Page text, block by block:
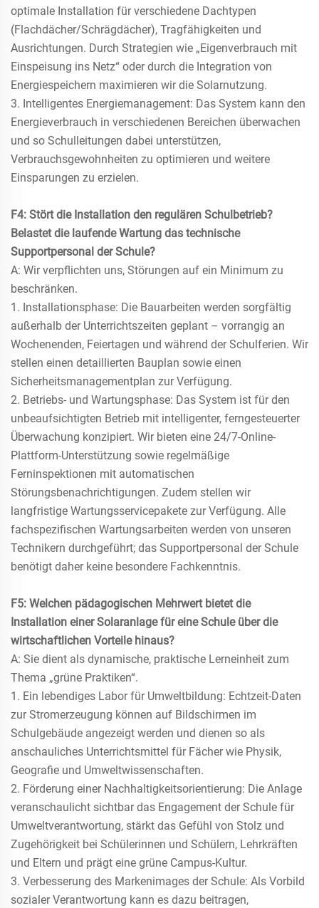
optimale Installation für verschiedene Dachtypen
(Flachdächer/Schrägdächer), Tragfähigkeiten und
Ausrichtungen. Durch Strategien wie „Eigenverbrauch mit
Einspeisung ins Netz“ oder durch die Integration von
Energiespeichern maximieren wir die Solarnutzung.
3. Intelligentes Energiemanagement: Das System kann den
Energieverbrauch in verschiedenen Bereichen überwachen
und so Schulleitungen dabei unterstützen,
Verbrauchsgewohnheiten zu optimieren und weitere
Einsparungen zu erzielen.
F4: Stört die Installation den regulären Schulbetrieb?
Belastet die laufende Wartung das technische
Supportpersonal der Schule?
A: Wir verpflichten uns, Störungen auf ein Minimum zu
beschränken.
1. Installationsphase: Die Bauarbeiten werden sorgfältig
außerhalb der Unterrichtszeiten geplant – vorrangig an
Wochenenden, Feiertagen und während der Schulferien. Wir
stellen einen detaillierten Bauplan sowie einen
Sicherheitsmanagementplan zur Verfügung.
2. Betriebs- und Wartungsphase: Das System ist für den
unbeaufsichtigten Betrieb mit intelligenter, ferngesteuerter
Überwachung konzipiert. Wir bieten eine 24/7-Online-
Plattform-Unterstützung sowie regelmäßige
Ferninspektionen mit automatischen
Störungsbenachrichtigungen. Zudem stellen wir
langfristige Wartungsservicepakete zur Verfügung. Alle
fachspezifischen Wartungsarbeiten werden von unseren
Technikern durchgeführt; das Supportpersonal der Schule
benötigt daher keine besondere Fachkenntnis.
F5: Welchen pädagogischen Mehrwert bietet die
Installation einer Solaranlage für eine Schule über die
wirtschaftlichen Vorteile hinaus?
A: Sie dient als dynamische, praktische Lerneinheit zum
Thema „grüne Praktiken“.
1. Ein lebendiges Labor für Umweltbildung: Echtzeit-Daten
zur Stromerzeugung können auf Bildschirmen im
Schulgebäude angezeigt werden und dienen so als
anschauliches Unterrichtsmittel für Fächer wie Physik,
Geografie und Umweltwissenschaften.
2. Förderung einer Nachhaltigkeitsorientierung: Die Anlage
veranschaulicht sichtbar das Engagement der Schule für
Umweltverantwortung, stärkt das Gefühl von Stolz und
Zugehörigkeit bei Schülerinnen und Schülern, Lehrkräften
und Eltern und prägt eine grüne Campus-Kultur.
3. Verbesserung des Markenimages der Schule: Als Vorbild
sozialer Verantwortung kann es dazu beitragen,